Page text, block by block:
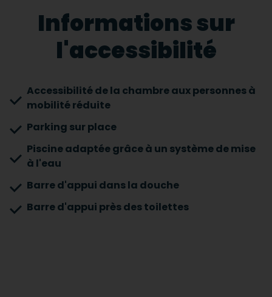
Informations sur
l'accessibilité
Accessibilité de la chambre aux personnes à
mobilité réduite
Parking sur place
Piscine adaptée grâce à un système de mise
à l'eau
Barre d'appui dans la douche
Barre d'appui près des toilettes